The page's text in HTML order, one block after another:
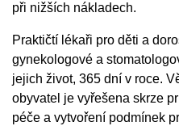
při nižších nákladech.
Praktičtí lékaři pro děti a
gynekologové a
jejich život, 365 dní v roce.
obyvatel je vyřešena skrze
péče a vytvoření podmínek